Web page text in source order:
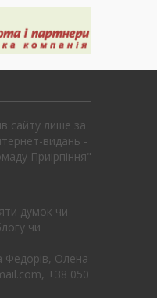
сайту лише за
видань -
Приірпіння"
думок чи
чи
Федорів, Олена
+38 050